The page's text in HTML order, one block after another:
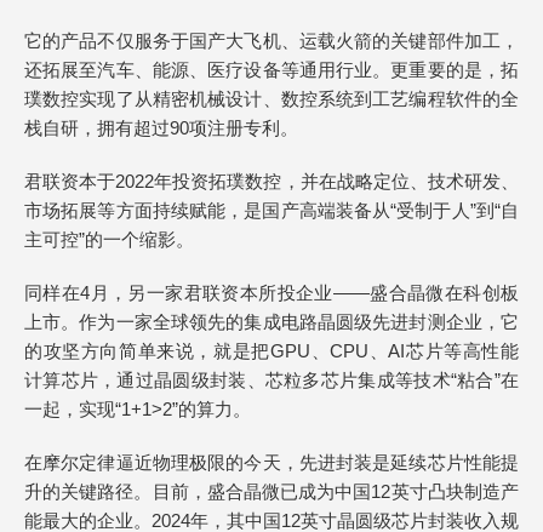
它的产品不仅服务于国产大飞机、运载火箭的关键部件加工，
还拓展至汽车、能源、医疗设备等通用行业。更重要的是，拓
璞数控实现了从精密机械设计、数控系统到工艺编程软件的全
栈自研，拥有超过90项注册专利。
君联资本于2022年投资拓璞数控，并在战略定位、技术研发、
市场拓展等方面持续赋能，是国产高端装备从“受制于人”到“自
主可控”的一个缩影。
同样在4月，另一家君联资本所投企业——盛合晶微在科创板
上市。作为一家全球领先的集成电路晶圆级先进封测企业，它
的攻坚方向简单来说，就是把GPU、CPU、AI芯片等高性能
计算芯片，通过晶圆级封装、芯粒多芯片集成等技术“粘合”在
一起，实现“1+1>2”的算力。
在摩尔定律逼近物理极限的今天，先进封装是延续芯片性能提
升的关键路径。目前，盛合晶微已成为中国12英寸凸块制造产
能最大的企业。2024年，其中国12英寸晶圆级芯片封装收入规